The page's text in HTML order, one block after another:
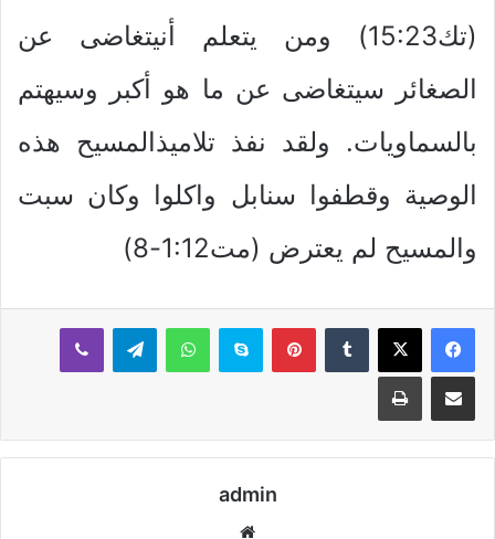
(تك15:23) ومن يتعلم أنيتغاضى عن
الصغائر سيتغاضى عن ما هو أكبر وسيهتم
بالسماويات. ولقد نفذ تلاميذالمسيح هذه
الوصية وقطفوا سنابل واكلوا وكان سبت
والمسيح لم يعترض (مت1:12-8)
بينتيريستسكايب واتساب تيلقرام ڤايبر
مشاركة عبر البريد طباعة
admin